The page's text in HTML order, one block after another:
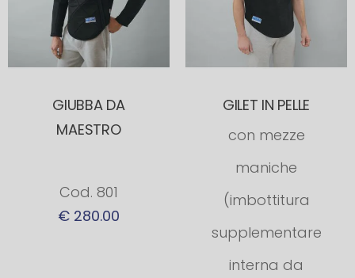
GIUBBA DA
MAESTRO
Cod. 801
€ 280.00
GILET IN PELLE
con mezze
maniche
(imbottitura
supplementare
interna da